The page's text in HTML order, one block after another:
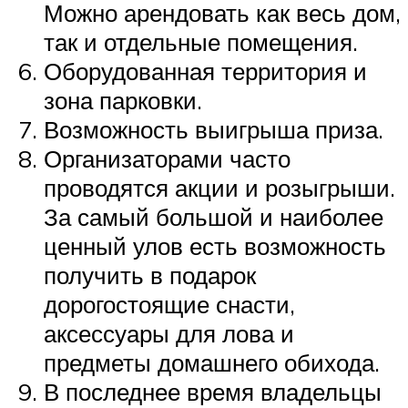
Можно арендовать как весь дом,
так и отдельные помещения.
Оборудованная территория и
зона парковки.
Возможность выигрыша приза.
Организаторами часто
проводятся акции и розыгрыши.
За самый большой и наиболее
ценный улов есть возможность
получить в подарок
дорогостоящие снасти,
аксессуары для лова и
предметы домашнего обихода.
В последнее время владельцы